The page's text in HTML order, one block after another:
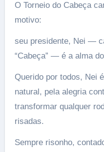
O Torneio do Cabeça
motivo:
seu presidente, Nei —
“Cabeça” — é a alma
Querido por todos, Nei
natural, pela alegria
transformar qualquer
risadas.
Sempre risonho,